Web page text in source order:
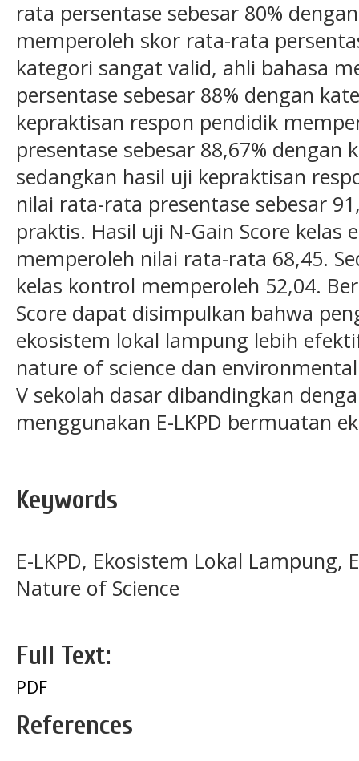
rata persentase sebesar 80%
memperoleh skor rata-rata
kategori sangat valid, ahli bahasa
persentase sebesar 88% dengan
kepraktisan respon pendidik
presentase sebesar 88,67%
sedangkan hasil uji kepraktisan
nilai rata-rata presentase sebesar
praktis. Hasil uji N-Gain Score kelas
memperoleh nilai rata-rata 68,45.
kelas kontrol memperoleh 52,04.
Score dapat disimpulkan bahwa
ekosistem lokal lampung lebih
nature of science dan
V sekolah dasar dibandingkan
menggunakan E-LKPD bermuatan
Keywords
E-LKPD, Ekosistem Lokal Lampung,
Nature of Science
Full Text:
PDF
References